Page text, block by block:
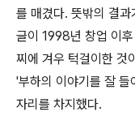
를 매겼다. 뜻밖의 결
글이 1998년 창업 이
찌에 겨우 턱걸이한 것
'부하의 이야기를 잘
자리를 차지했다.